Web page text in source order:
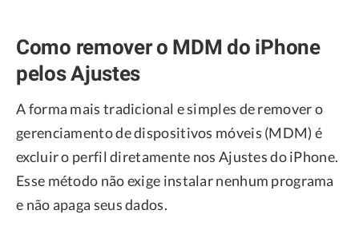
Como remover o MDM do iPhone
pelos Ajustes
A forma mais tradicional e simples de remover o
gerenciamento de dispositivos móveis (MDM) é
excluir o perfil diretamente nos Ajustes do iPhone.
Esse método não exige instalar nenhum programa
e não apaga seus dados.